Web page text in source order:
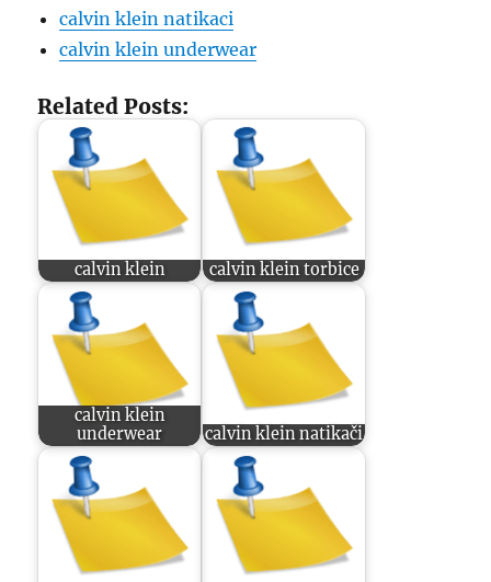
calvin klein natikaci
calvin klein underwear
Related Posts:
calvin klein calvin klein torbice
calvin klein
underwear
calvin klein natikači